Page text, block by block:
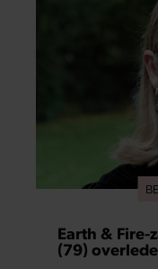
Earth & Fire-
(79)